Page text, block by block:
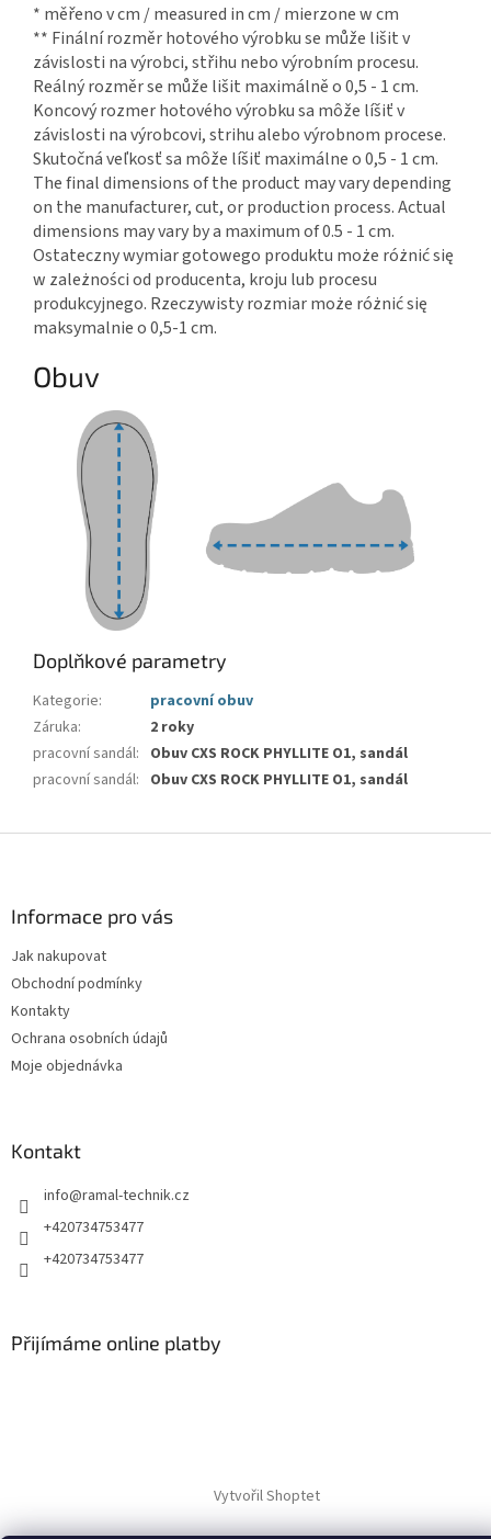
* měřeno v cm / measured in cm / mierzone w cm
** Finální rozměr hotového výrobku se může lišit v
závislosti na výrobci, střihu nebo výrobním procesu.
Reálný rozměr se může lišit maximálně o 0,5 - 1 cm.
Koncový rozmer hotového výrobku sa môže líšiť v
závislosti na výrobcovi, strihu alebo výrobnom procese.
Skutočná veľkosť sa môže líšiť maximálne o 0,5 - 1 cm.
The final dimensions of the product may vary depending
on the manufacturer, cut, or production process. Actual
dimensions may vary by a maximum of 0.5 - 1 cm.
Ostateczny wymiar gotowego produktu może różnić się
w zależności od producenta, kroju lub procesu
produkcyjnego. Rzeczywisty rozmiar może różnić się
maksymalnie o 0,5-1 cm.
Obuv
Doplňkové parametry
Kategorie:
pracovní obuv
Záruka:
2 roky
pracovní sandál: Obuv CXS ROCK PHYLLITE O1, sandál
pracovní sandál: Obuv CXS ROCK PHYLLITE O1, sandál
Informace pro vás
Jak nakupovat
Obchodní podmínky
Kontakty
Ochrana osobních údajů
Moje objednávka
Kontakt
info@ramal-technik.cz
+420734753477
+420734753477
Přijímáme online platby
Vytvořil Shoptet